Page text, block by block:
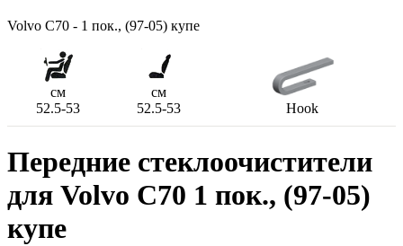
Volvo C70 - 1 пок., (97-05) купе
см
см
52.5-53
52.5-53 Hook
Передние стеклоочистители
для Volvo C70 1 пок., (97-05)
купе